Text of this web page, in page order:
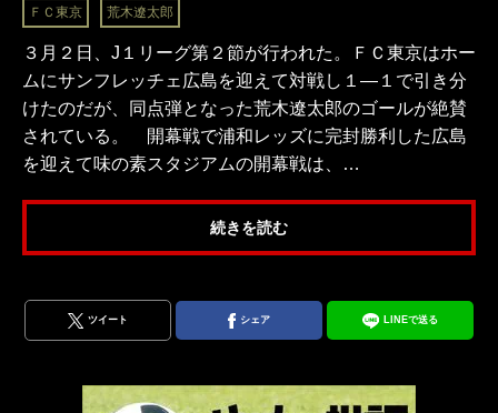
ＦＣ東京 荒木遼太郎
３月２日、J１リーグ第２節が行われた。ＦＣ東京はホー
ムにサンフレッチェ広島を迎えて対戦し１―１で引き分
けたのだが、同点弾となった荒木遼太郎のゴールが絶賛
されている。 開幕戦で浦和レッズに完封勝利した広島
を迎えて味の素スタジアムの開幕戦は、…
続きを読む
ツイート シェア LINEで送る